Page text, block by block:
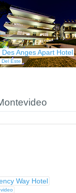
Des Anges Apart Hotel
Este
Way Hotel